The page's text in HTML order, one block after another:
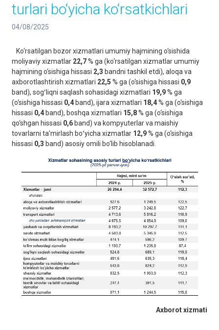
turlari bo‘yicha ko‘rsatkichlari
04/08/2025
Ko‘rsatilgan bozor xizmatlari umumiy hajmining o‘sishida
moliyaviy xizmatlar 22,7% ga (ko‘rsatilgan xizmatlar umumiy
hajmining o‘sishiga hissasi 2,3 bandni tashkil etdi), aloqa va
axborotlashtirish xizmatlari 22,5 % ga (o‘sishiga hissasi 0,9
band), sogʻliqni saqlash sohasidagi xizmatlari 19,9% ga
(o‘sishiga hissasi 0,4 band), ijara xizmatlari 18,4% ga (o‘sishiga
hissasi 0,4 band), boshqa xizmatlari 15,8% ga (o‘sishiga
qo‘shgan hissasi 0,6 band) va kompyuterlar va maishiy
tovarlarni taʼmirlash boʻyicha xizmatlar 12,9% ga (o‘sishiga
hissasi 0,3 band) asosiy omili bo‘lib hisoblanadi.
Axborot xizmati